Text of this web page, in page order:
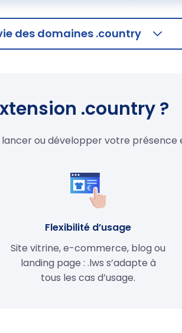
des domaines .country
.country ?
ou développer votre présence
Flexibilité d’usage
Site vitrine, e-commerce, blog ou
landing page : .lws s’adapte à
tous les cas d’usage.